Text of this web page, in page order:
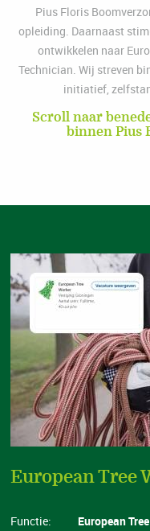
Pius Floris
opleiding. Daarnaast
ontwikkelen naar
Technician. Wij streven
initiatief,
Scroll naar
binnen Pius
European Tree
Functie: European